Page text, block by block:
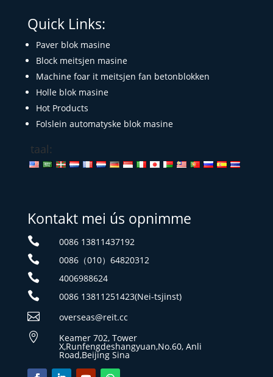
Quick Links:
Paver blok masine
Block meitsjen masine
Machine foar it meitsjen fan betonblokken
Holle blok masine
Hot Products
Folslein automatyske blok masine
taal:
Kontakt mei ús opnimme
 0086 13811437192
 0086（010）64820312
 4006988624
 0086 13811251423(Nei-tsjinst)
 overseas@reit.cc
 Keamer 702, Tower
X,Runfengdeshangyuan,No.60, Anli
Road,Beijing Sina